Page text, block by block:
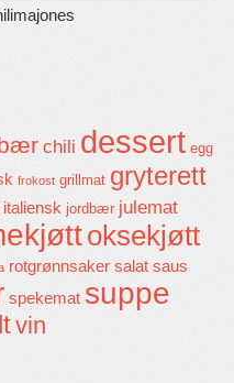
chili dessert egg
frokost grillmat gryterett
italiensk jordbær julemat
oksekjøtt
rotgrønnsaker salat saus
spekemat suppe
vin